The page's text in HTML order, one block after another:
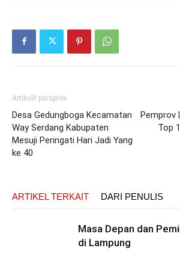
Artikulli paraprak
Desa Gedungboga Kecamatan
Way Serdang Kabupaten
Mesuji Peringati Hari Jadi Yang
ke 40
Pemprov
Top
ARTIKEL TERKAIT DARI PENULIS
Masa Depan dan
di Lampung